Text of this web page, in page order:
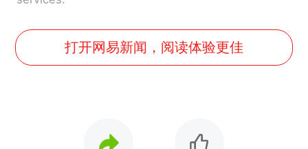
打开网易新闻，阅读体验更佳